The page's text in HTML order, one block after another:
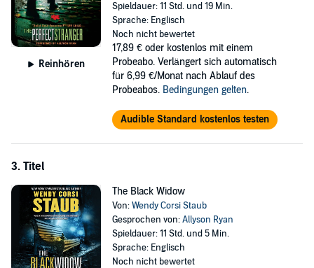
Reinhören
Spieldauer: 11 Std. und 19 Min.
Sprache: Englisch
Noch nicht bewertet
17,89 € oder kostenlos mit einem
Probeabo. Verlängert sich automatisch
für 6,99 €/Monat nach Ablauf des
Probeabos. Bedingungen gelten.
Audible Standard kostenlos testen
3. Titel
The Black Widow
Von:Wendy Corsi Staub
Gesprochen von:Allyson Ryan
Spieldauer: 11 Std. und 5 Min.
Sprache: Englisch
Noch nicht bewertet